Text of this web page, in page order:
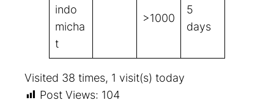
indo
micha
t
>1000
5
days
Visited 38 times, 1 visit(s) today
Post Views: 104